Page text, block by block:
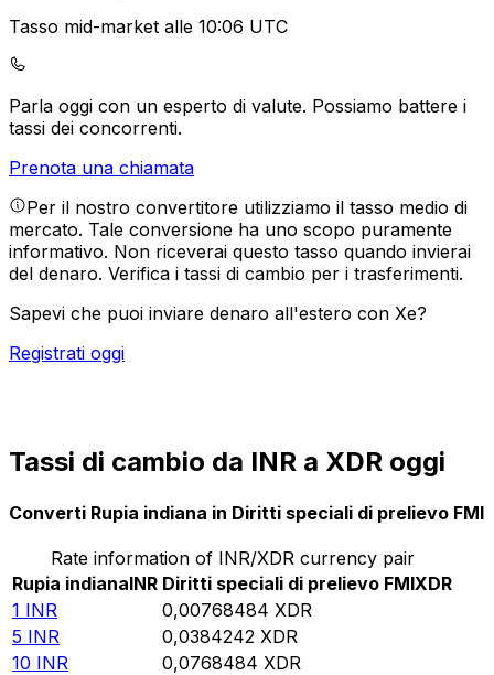
Tasso mid-market alle 10:06 UTC
Parla oggi con un esperto di valute. Possiamo battere i
tassi dei concorrenti.
Prenota una chiamata
Per il nostro convertitore utilizziamo il tasso medio di
mercato. Tale conversione ha uno scopo puramente
informativo. Non riceverai questo tasso quando invierai
del denaro. Verifica i tassi di cambio per i trasferimenti.
Sapevi che puoi inviare denaro all'estero con Xe?
Registrati oggi
Tassi di cambio da INR a XDR oggi
Converti Rupia indiana in Diritti speciali di prelievo FMI
Rate information of INR/XDR currency pair
Rupia indianaINR Diritti speciali di prelievo FMIXDR
1 INR 0,00768484 XDR
5 INR 0,0384242 XDR
10 INR 0,0768484 XDR